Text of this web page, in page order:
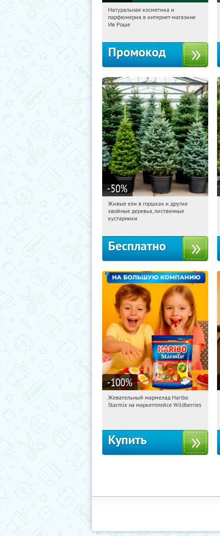
13:50:59 Получили:
Россия
Натуральная косметика и
парфюмерия в интернет-магазине
Ив Роше
Промокод
-50%
13:50:59 Получили:
Московская обл., г. Химки,
Живые ели в горшках и другие
хвойные деревья, лиственные
кустарники
Бесплатно
-100%
13:50:59 Получили:
Жевательный мармелад Haribo
Starmix на маркетплейсе Wildberries
Купить